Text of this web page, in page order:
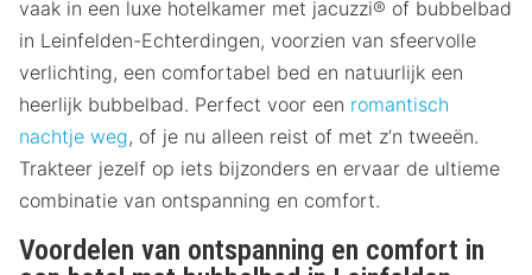
vaak in een luxe hotelkamer met jacuzzi® of bubbelbad
in Leinfelden-Echterdingen, voorzien van sfeervolle
verlichting, een comfortabel bed en natuurlijk een
heerlijk bubbelbad. Perfect voor een romantisch
nachtje weg, of je nu alleen reist of met z’n tweeën.
Trakteer jezelf op iets bijzonders en ervaar de ultieme
combinatie van ontspanning en comfort.
Voordelen van ontspanning en comfort in